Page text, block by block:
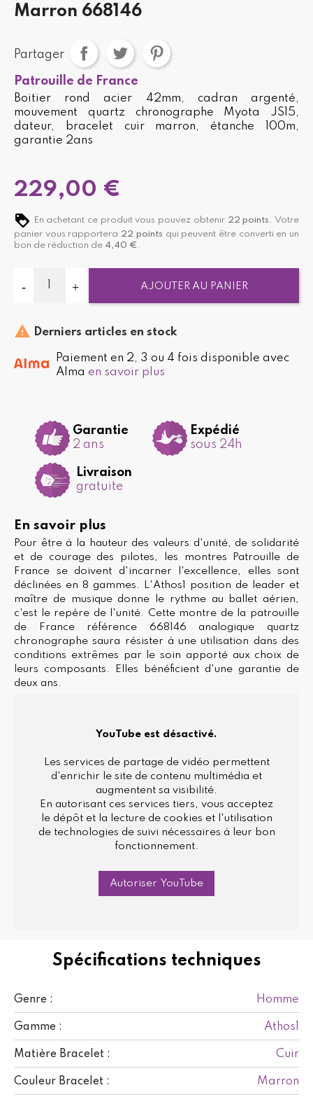
Spécifications techniques
Genre : Homme
Gamme : Athos1
Matière Bracelet : Cuir
Couleur Bracelet : Marron
Marron 668146
Partager
Patrouille de France
Boitier rond acier 42mm, cadran argenté,
mouvement quartz chronographe Myota JS15,
dateur, bracelet cuir marron, étanche 100m,
garantie 2ans
229,00 €
En achetant ce produit vous pouvez obtenir 22 points . Votre
panier vous rapportera 22 points qui peuvent être converti en un
bon de réduction de 4,40 € .
AJOUTER AU PANIER
 Derniers articles en stock
Paiement en 2, 3 ou 4 fois disponible avec
Alma en savoir plus
Garantie
2 ans
Expédié
sous 24h
Livraison
gratuite
En savoir plus
Pour être à la hauteur des valeurs d'unité, de solidarité
et de courage des pilotes, les montres Patrouille de
France se doivent d'incarner l'excellence, elles sont
déclinées en 8 gammes. L'Athos1 position de leader et
maître de musique donne le rythme au ballet aérien,
c'est le repère de l'unité. Cette montre de la patrouille
de France référence 668146 analogique quartz
chronographe saura résister à une utilisation dans des
conditions extrêmes par le soin apporté aux choix de
leurs composants. Elles bénéficient d'une garantie de
deux ans.
YouTube est désactivé.
Les services de partage de vidéo permettent
d'enrichir le site de contenu multimédia et
augmentent sa visibilité.
En autorisant ces services tiers, vous acceptez
le dépôt et la lecture de cookies et l'utilisation
de technologies de suivi nécessaires à leur bon
fonctionnement.
Autoriser YouTube